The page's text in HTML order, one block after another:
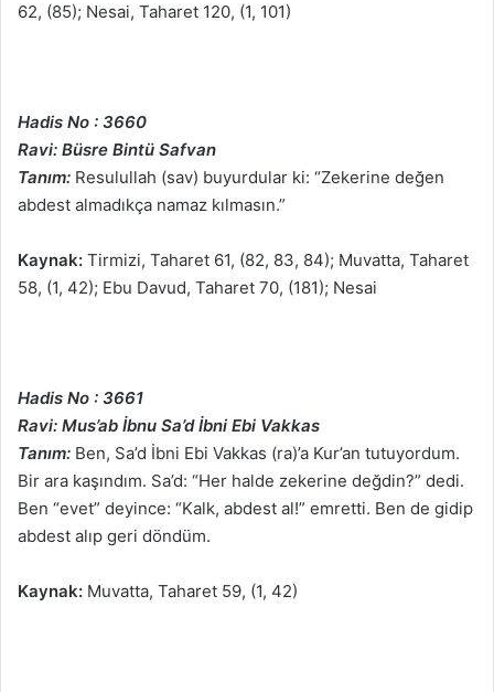
62, (85); Nesai, Taharet 120, (1, 101)
Hadis No : 3660
Ravi: Büsre Bintü Safvan
Tanım: Resulullah (sav) buyurdular ki: “Zekerine değen
abdest almadıkça namaz kılmasın.”
Kaynak: Tirmizi, Taharet 61, (82, 83, 84); Muvatta, Taharet
58, (1, 42); Ebu Davud, Taharet 70, (181); Nesai
Hadis No : 3661
Ravi: Mus’ab İbnu Sa’d İbni Ebi Vakkas
Tanım: Ben, Sa’d İbni Ebi Vakkas (ra)’a Kur’an tutuyordum.
Bir ara kaşındım. Sa’d: “Her halde zekerine değdin?” dedi.
Ben “evet” deyince: “Kalk, abdest al!” emretti. Ben de gidip
abdest alıp geri döndüm.
Kaynak: Muvatta, Taharet 59, (1, 42)